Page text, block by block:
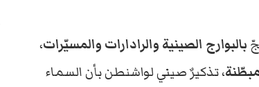
بالبوارج الصينية والرادارات والمسيّرات،
، تذكيرٌ صيني لواشنطن بأن السماء